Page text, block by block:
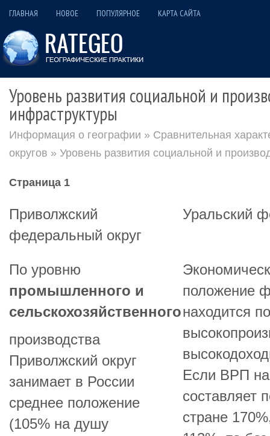
ГЛАВНАЯ НОВОЕ ПОПУЛЯРНОЕ КАРТА САЙТА
Уровень развития социальной и
инфраструктуры
Информация о географии » Сравнительная
округов » Уровень развития социальной и
Страница 1
Приволжский
федеральный округ
Уральский
По уровню
промышленного и
сельскохозяйственного
производства
Приволжский округ
занимает в России
среднее положение
(105% на душу
положение
находится
Если ВРП
составляет
стране